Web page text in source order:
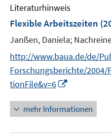
F
n
s
t
Literaturhinweis
Flexible Arbeitszeiten
Janßen, Daniela;
http://www.baua.de/de/
Forschungsberichte/
tionFile&v=6
n
e
u
mehr Informationen